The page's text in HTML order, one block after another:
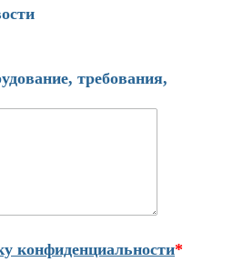
требования,
конфиденциальности*